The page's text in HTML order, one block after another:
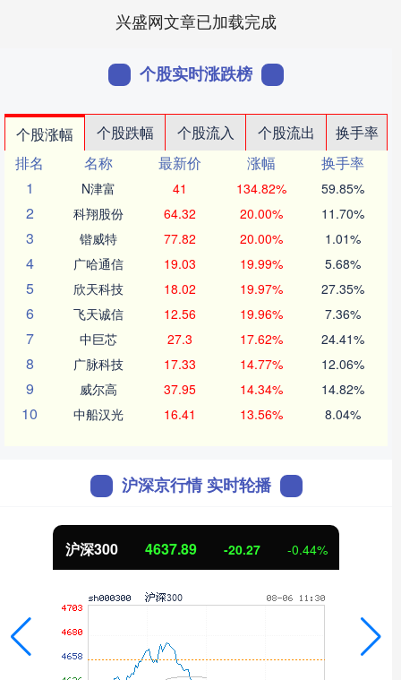
兴盛网文章已加载完成
个股实时涨跌榜
个股涨幅 个股跌幅 个股流入 个股流出
换手率
排名
名称 最新价 涨幅
换手率
1
N津富 41 134.82% 59.85%
2 科翔股份 64.32 20.00% 11.70%
3 锴威特 77.82 20.00% 1.01%
4 广哈通信 19.03 19.99% 5.68%
5 欣天科技 18.02 19.97% 27.35%
6 飞天诚信 12.56 19.96% 7.36%
7 中巨芯 27.3 17.62% 24.41%
8 广脉科技 17.33 14.77% 12.06%
9 威尔高 37.95 14.34% 14.82%
10 中船汉光 16.41 13.56% 8.04%
沪深京行情 实时轮播
沪深300 4637.89 -20.27 -0.44%